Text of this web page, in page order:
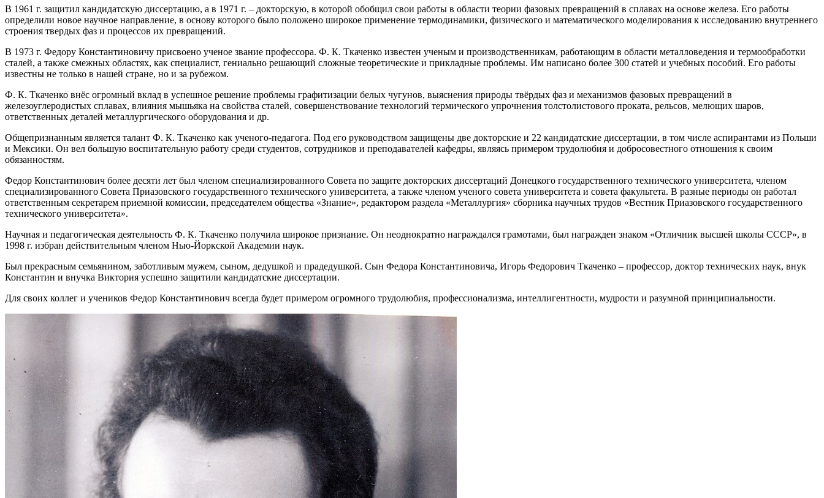
В 1961 г. защитил кандидатскую диссертацию, а в 1971 г. – докторскую, в которой обобщил свои работы в области теории фазовых превращений в сплавах на основе железа. Его работы
определили новое научное направление, в основу которого было положено широкое применение термодинамики, физического и математического моделирования к исследованию внутреннего
строения твердых фаз и процессов их превращений.
В 1973 г. Федору Константиновичу присвоено ученое звание профессора. Ф. К. Ткаченко известен ученым и производственникам, работающим в области металловедения и термообработки
сталей, а также смежных областях, как специалист, гениально решающий сложные теоретические и прикладные проблемы. Им написано более 300 статей и учебных пособий. Его работы
известны не только в нашей стране, но и за рубежом.
Ф. К. Ткаченко внёс огромный вклад в успешное решение проблемы графитизации белых чугунов, выяснения природы твёрдых фаз и механизмов фазовых превращений в
железоуглеродистых сплавах, влияния мышьяка на свойства сталей, совершенствование технологий термического упрочнения толстолистового проката, рельсов, мелющих шаров,
ответственных деталей металлургического оборудования и др.
Общепризнанным является талант Ф. К. Ткаченко как ученого-педагога. Под его руководством защищены две докторские и 22 кандидатские диссертации, в том числе аспирантами из Польши
и Мексики. Он вел большую воспитательную работу среди студентов, сотрудников и преподавателей кафедры, являясь примером трудолюбия и добросовестного отношения к своим
обязанностям.
Федор Константинович более десяти лет был членом специализированного Совета по защите докторских диссертаций Донецкого государственного технического университета, членом
специализированного Совета Приазовского государственного технического университета, а также членом ученого совета университета и совета факультета. В разные периоды он работал
ответственным секретарем приемной комиссии, председателем общества «Знание», редактором раздела «Металлургия» сборника научных трудов «Вестник Приазовского государственного
технического университета».
Научная и педагогическая деятельность Ф. К. Ткаченко получила широкое признание. Он неоднократно награждался грамотами, был награжден знаком «Отличник высшей школы СССР», в
1998 г. избран действительным членом Нью-Йоркской Академии наук.
Был прекрасным семьянином, заботливым мужем, сыном, дедушкой и прадедушкой. Сын Федора Константиновича, Игорь Федорович Ткаченко – профессор, доктор технических наук, внук
Константин и внучка Виктория успешно защитили кандидатские диссертации.
Для своих коллег и учеников Федор Константинович всегда будет примером огромного трудолюбия, профессионализма, интеллигентности, мудрости и разумной принципиальности.